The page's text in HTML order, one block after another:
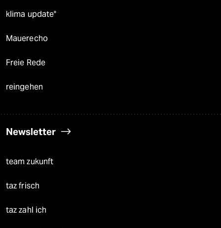
klima update°
Mauerecho
Freie Rede
reingehen
Newsletter
team zukunft
taz frisch
taz zahl ich